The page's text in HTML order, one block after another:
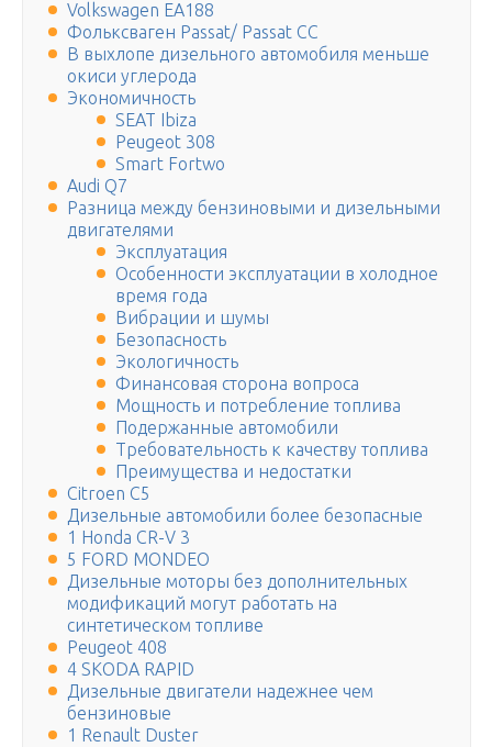
Volkswagen EA188
Фольксваген Passat/ Passat CC
В выхлопе дизельного автомобиля меньше
окиси углерода
Экономичность
SEAT Ibiza
Peugeot 308
Smart Fortwo
Audi Q7
Разница между бензиновыми и дизельными
двигателями
Эксплуатация
Особенности эксплуатации в холодное
время года
Вибрации и шумы
Безопасность
Экологичность
Финансовая сторона вопроса
Мощность и потребление топлива
Подержанные автомобили
Требовательность к качеству топлива
Преимущества и недостатки
Citroen C5
Дизельные автомобили более безопасные
1 Honda CR-V 3
5 FORD MONDEO
Дизельные моторы без дополнительных
модификаций могут работать на
синтетическом топливе
Peugeot 408
4 SKODA RAPID
Дизельные двигатели надежнее чем
бензиновые
1 Renault Duster